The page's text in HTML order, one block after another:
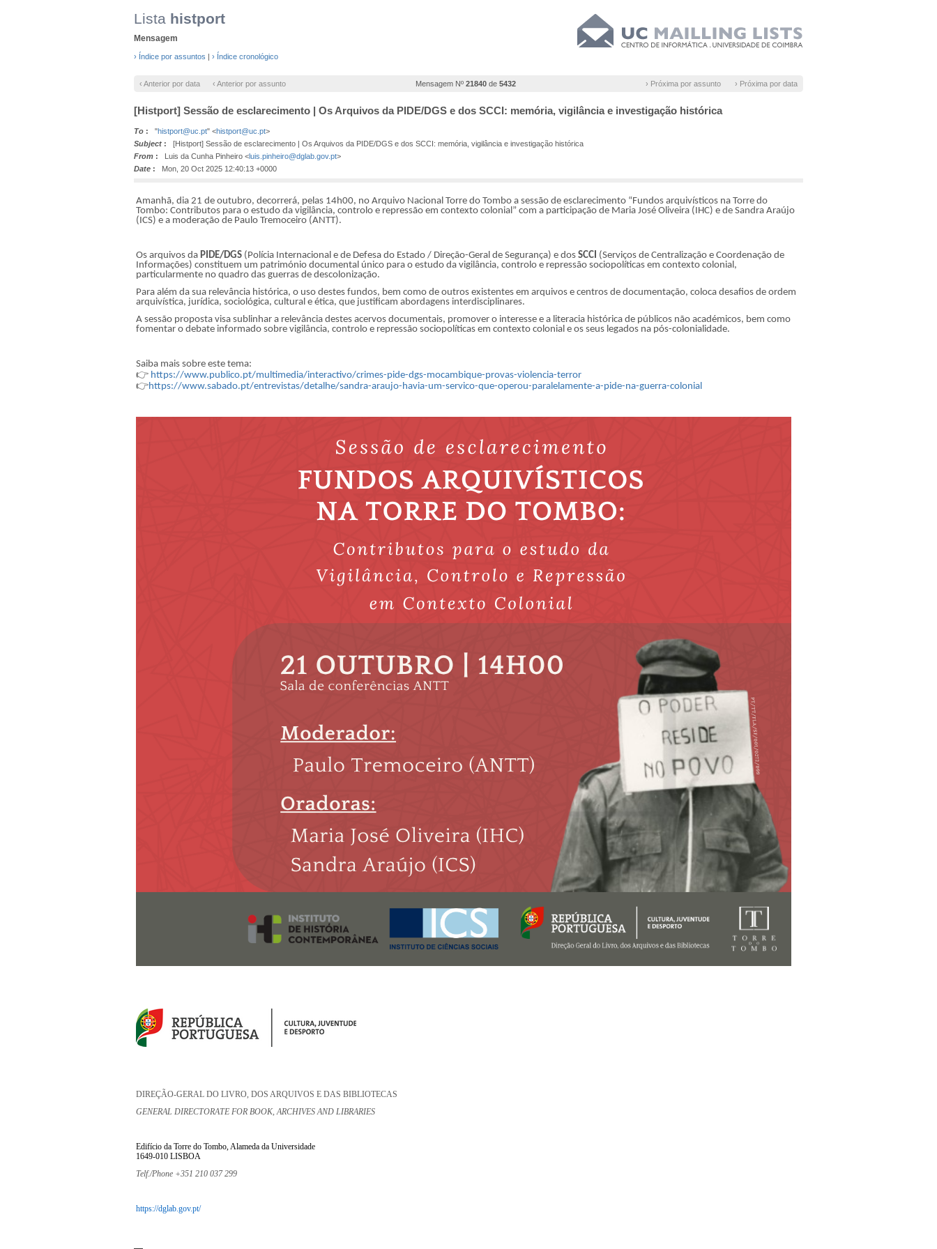
Lista histport
Mensagem
› Índice por assuntos | › Índice cronológico
‹ Anterior por data ‹ Anterior por assunto Mensagem Nº 21840 de 5432 › Próxima por assunto › Próxima por data
[Histport] Sessão de esclarecimento | Os Arquivos da PIDE/DGS e dos SCCI: memória, vigilância e investigação histórica
To : "histport@uc.pt" <histport@uc.pt>
Subject : [Histport] Sessão de esclarecimento | Os Arquivos da PIDE/DGS e dos SCCI: memória, vigilância e investigação histórica
From : Luis da Cunha Pinheiro <luis.pinheiro@dglab.gov.pt>
Date : Mon, 20 Oct 2025 12:40:13 +0000
Amanhã, dia 21 de outubro, decorrerá, pelas 14h00, no Arquivo Nacional Torre do Tombo a sessão de esclarecimento “Fundos arquivísticos na Torre do
Tombo: Contributos para o estudo da vigilância, controlo e repressão em contexto colonial” com a participação de Maria José Oliveira (IHC) e de Sandra Araújo
(ICS) e a moderação de Paulo Tremoceiro (ANTT).
Os arquivos da PIDE/DGS (Polícia Internacional e de Defesa do Estado / Direção-Geral de Segurança) e dos SCCI (Serviços de Centralização e Coordenação de
Informações) constituem um património documental único para o estudo da vigilância, controlo e repressão sociopolíticas em contexto colonial,
particularmente no quadro das guerras de descolonização.
Para além da sua relevância histórica, o uso destes fundos, bem como de outros existentes em arquivos e centros de documentação, coloca desafios de ordem
arquivística, jurídica, sociológica, cultural e ética, que justificam abordagens interdisciplinares.
A sessão proposta visa sublinhar a relevância destes acervos documentais, promover o interesse e a literacia histórica de públicos não académicos, bem como
fomentar o debate informado sobre vigilância, controlo e repressão sociopolíticas em contexto colonial e os seus legados na pós-colonialidade.
Saiba mais sobre este tema:
👉 https://www.publico.pt/multimedia/interactivo/crimes-pide-dgs-mocambique-provas-violencia-terror
👉https://www.sabado.pt/entrevistas/detalhe/sandra-araujo-havia-um-servico-que-operou-paralelamente-a-pide-na-guerra-colonial
DIREÇÃO-GERAL DO LIVRO, DOS ARQUIVOS E DAS BIBLIOTECAS
GENERAL DIRECTORATE FOR BOOK, ARCHIVES AND LIBRARIES
Edifício da Torre do Tombo, Alameda da Universidade
1649-010 LISBOA
Telf./Phone +351 210 037 299
https://dglab.gov.pt/